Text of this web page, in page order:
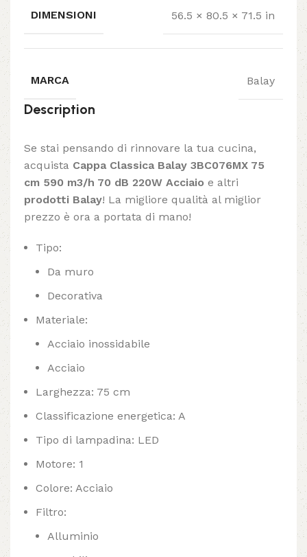
DIMENSIONI 56.5 × 80.5 × 71.5 in
MARCA Balay
Description
Se stai pensando di rinnovare la tua cucina,
acquista Cappa Classica Balay 3BC076MX 75
cm 590 m3/h 70 dB 220W Acciaio e altri
prodotti Balay! La migliore qualità al miglior
prezzo è ora a portata di mano!
Tipo:
Da muro
Decorativa
Materiale:
Acciaio inossidabile
Acciaio
Larghezza: 75 cm
Classificazione energetica: A
Tipo di lampadina: LED
Motore: 1
Colore: Acciaio
Filtro:
Alluminio